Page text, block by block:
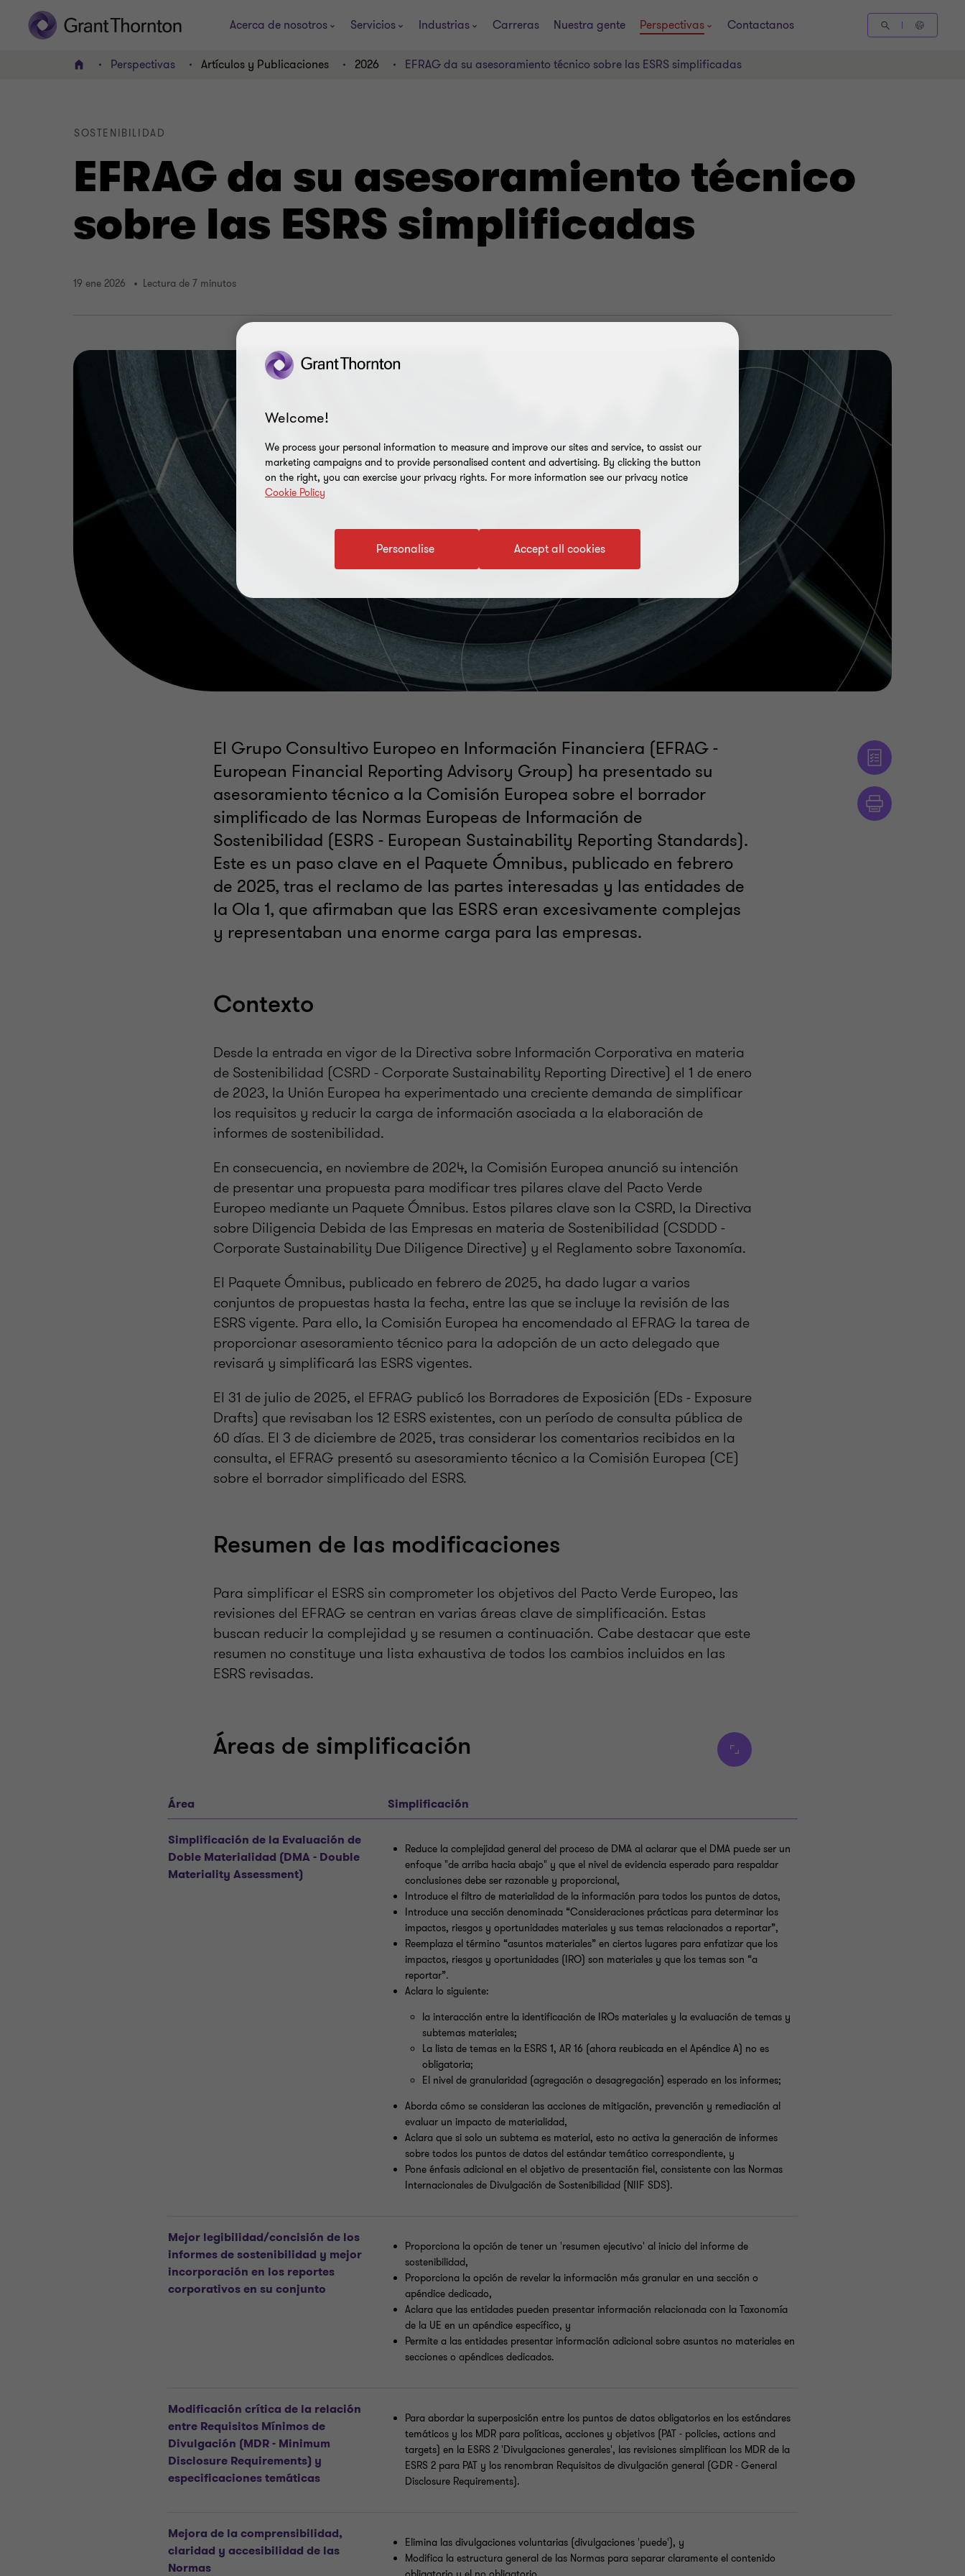
Acerca de nosotros Servicios Industrias Carreras Nuestra gente Perspectivas Contactanos
INICIO Perspectivas Artículos y Publicaciones 2026 EFRAG da su asesoramiento técnico sobre las ESRS simplificadas
EFRAG da su asesoramiento técnico
sobre las ESRS simplificadas
SOSTENIBILIDAD
19 ene 2026 Lectura de 7 minutos
El Grupo Consultivo Europeo en Información Financiera (EFRAG -
European Financial Reporting Advisory Group) ha presentado su
asesoramiento técnico a la Comisión Europea sobre el borrador
simplificado de las Normas Europeas de Información de
Sostenibilidad (ESRS - European Sustainability Reporting Standards).
Este es un paso clave en el Paquete Ómnibus, publicado en febrero
de 2025, tras el reclamo de las partes interesadas y las entidades de
la Ola 1, que afirmaban que las ESRS eran excesivamente complejas
y representaban una enorme carga para las empresas.
Contexto
Desde la entrada en vigor de la Directiva sobre Información Corporativa en materia
de Sostenibilidad (CSRD - Corporate Sustainability Reporting Directive) el 1 de enero
de 2023, la Unión Europea ha experimentado una creciente demanda de simplificar
los requisitos y reducir la carga de información asociada a la elaboración de
informes de sostenibilidad.
En consecuencia, en noviembre de 2024, la Comisión Europea anunció su intención
de presentar una propuesta para modificar tres pilares clave del Pacto Verde
Europeo mediante un Paquete Ómnibus. Estos pilares clave son la CSRD, la Directiva
sobre Diligencia Debida de las Empresas en materia de Sostenibilidad (CSDDD -
Corporate Sustainability Due Diligence Directive) y el Reglamento sobre Taxonomía.
El Paquete Ómnibus, publicado en febrero de 2025, ha dado lugar a varios
conjuntos de propuestas hasta la fecha, entre las que se incluye la revisión de las
ESRS vigente. Para ello, la Comisión Europea ha encomendado al EFRAG la tarea de
proporcionar asesoramiento técnico para la adopción de un acto delegado que
revisará y simplificará las ESRS vigentes.
El 31 de julio de 2025, el EFRAG publicó los Borradores de Exposición (EDs - Exposure
Drafts) que revisaban los 12 ESRS existentes, con un período de consulta pública de
60 días. El 3 de diciembre de 2025, tras considerar los comentarios recibidos en la
consulta, el EFRAG presentó su asesoramiento técnico a la Comisión Europea (CE)
sobre el borrador simplificado del ESRS.
Resumen de las modificaciones
Para simplificar el ESRS sin comprometer los objetivos del Pacto Verde Europeo, las
revisiones del EFRAG se centran en varias áreas clave de simplificación. Estas
buscan reducir la complejidad y se resumen a continuación. Cabe destacar que este
resumen no constituye una lista exhaustiva de todos los cambios incluidos en las
ESRS revisadas.
Áreas de simplificación
Área Simplificación
Simplificación de la Evaluación de
Doble Materialidad (DMA - Double
Materiality Assessment)
Reduce la complejidad general del proceso de DMA al aclarar que el DMA puede ser un
enfoque "de arriba hacia abajo" y que el nivel de evidencia esperado para respaldar
conclusiones debe ser razonable y proporcional,
Introduce el filtro de materialidad de la información para todos los puntos de datos,
Introduce una sección denominada “Consideraciones prácticas para determinar los
impactos, riesgos y oportunidades materiales y sus temas relacionados a reportar”,
Reemplaza el término “asuntos materiales” en ciertos lugares para enfatizar que los
impactos, riesgos y oportunidades (IRO) son materiales y que los temas son “a
reportar”.
Aclara lo siguiente:
la interacción entre la identificación de IROs materiales y la evaluación de temas y
subtemas materiales;
La lista de temas en la ESRS 1, AR 16 (ahora reubicada en el Apéndice A) no es
obligatoria;
El nivel de granularidad (agregación o desagregación) esperado en los informes;
Aborda cómo se consideran las acciones de mitigación, prevención y remediación al
evaluar un impacto de materialidad,
Aclara que si solo un subtema es material, esto no activa la generación de informes
sobre todos los puntos de datos del estándar temático correspondiente, y
Pone énfasis adicional en el objetivo de presentación fiel, consistente con las Normas
Internacionales de Divulgación de Sostenibilidad (NIIF SDS).
Mejor legibilidad/concisión de los
informes de sostenibilidad y mejor
incorporación en los reportes
corporativos en su conjunto
Proporciona la opción de tener un 'resumen ejecutivo' al inicio del informe de
sostenibilidad,
Proporciona la opción de revelar la información más granular en una sección o
apéndice dedicado,
Aclara que las entidades pueden presentar información relacionada con la Taxonomía
de la UE en un apéndice específico, y
Permite a las entidades presentar información adicional sobre asuntos no materiales en
secciones o apéndices dedicados.
Modificación crítica de la relación
entre Requisitos Mínimos de
Divulgación (MDR - Minimum
Disclosure Requirements) y
especificaciones temáticas
Para abordar la superposición entre los puntos de datos obligatorios en los estándares
temáticos y los MDR para políticas, acciones y objetivos (PAT - policies, actions and
targets) en la ESRS 2 'Divulgaciones generales', las revisiones simplifican los MDR de la
ESRS 2 para PAT y los renombran Requisitos de divulgación general (GDR - General
Disclosure Requirements).
Mejora de la comprensibilidad,
claridad y accesibilidad de las
Normas
Elimina las divulgaciones voluntarias (divulgaciones 'puede'), y
Modifica la estructura general de las Normas para separar claramente el contenido
Welcome!
We process your personal information to measure and improve our sites and service, to assist our
marketing campaigns and to provide personalised content and advertising. By clicking the button
on the right, you can exercise your privacy rights. For more information see our privacy notice
Cookie Policy
Accept all cookies
Personalise